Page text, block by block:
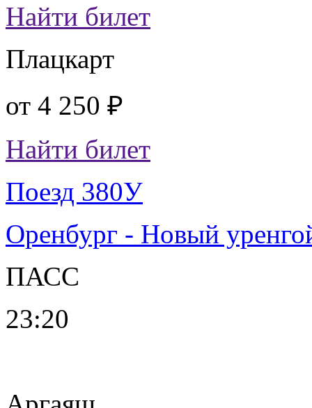
Найти билет
Плацкарт
от 4 250 ₽
Найти билет
Поезд 380У
Оренбург - Новый
ПАСС
23:20